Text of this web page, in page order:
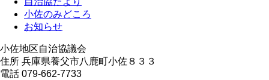
小佐のみどころ
お知らせ
小佐地区自治協議会
住所 兵庫県養父市八鹿町小佐８３３
電話 079-662-7733